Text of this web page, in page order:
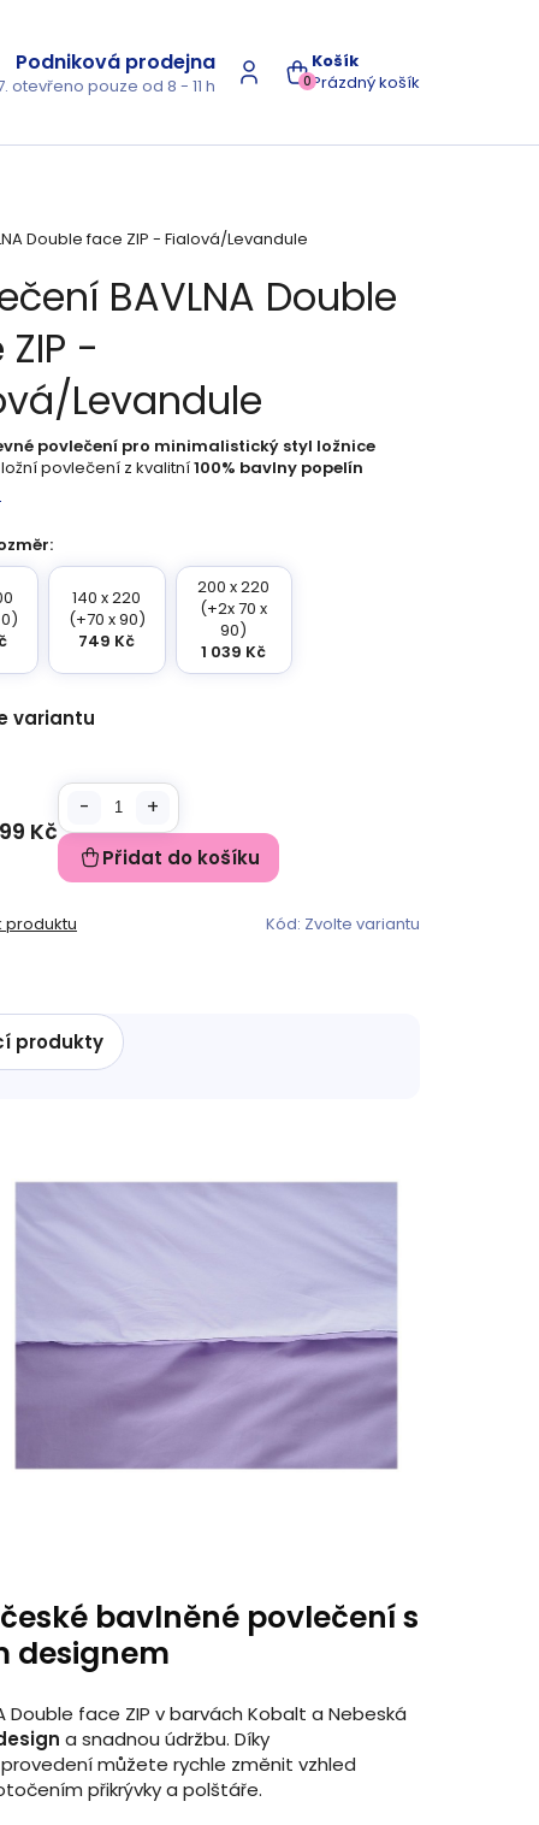
NÁKUPNÍ
Prázdný košík
0
Podniková prodejna
otevřeno pouze od 8 - 11 h
Double face ZIP - Fialová/Levandule
variantu
140 x 220
(+70 x 90)
749 Kč
200 x 220
(+2x 70 x
90)
1 039 Kč
povlečení pro minimalistický styl ložnice
povlečení z kvalitní100% bavlny popelín
produktu Kód: Zvolte variantu
BAVLNA Double
-
Levandule
Kč
Přidat do košíku
produkty
bavlněné povlečení s
designem
Double face ZIP v barvách Kobalt a Nebeská
a snadnou údržbu. Díky
můžete rychle změnit vzhled
přikrývky a polštáře.